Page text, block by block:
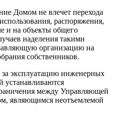
Домом не влечет перехода
распоряжения,
и на объекты общего
наделения такими
организацию на
собственников.
за эксплуатацию инженерных
устанавливаются
между Управляющей
являющимся неотъемлемой